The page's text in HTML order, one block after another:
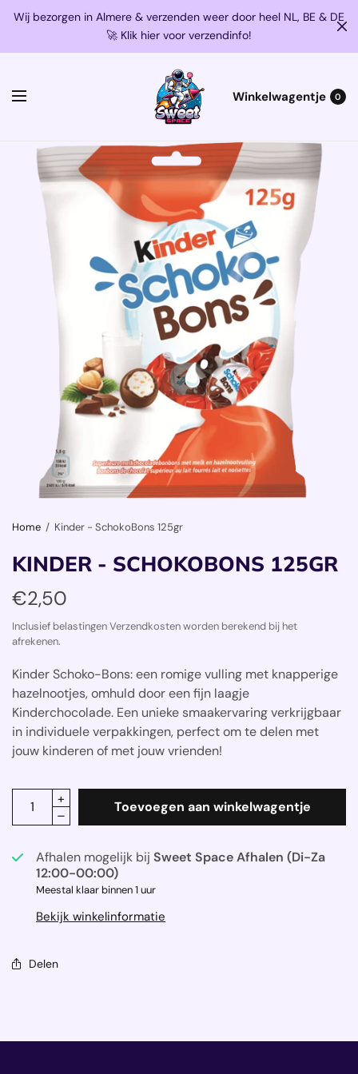
Wij bezorgen in Almere & verzenden weer door heel NL, BE & DE
🚀 Klik hier voor verzendinfo!
Winkelwagentje 0
Home / Kinder - SchokoBons 125gr
KINDER - SCHOKOBONS 125GR
€2,50
Inclusief belastingen Verzendkosten worden berekend bij het
afrekenen.
Kinder Schoko-Bons: een romige vulling met knapperige
hazelnootjes, omhuld door een fijn laagje
Kinderchocolade. Een unieke smaakervaring verkrijgbaar
in individuele verpakkingen, perfect om te delen met
jouw kinderen of met jouw vrienden!
Toevoegen aan winkelwagentje
Afhalen mogelijk bijSweet Space Afhalen (Di-Za
12:00-00:00)
Meestal klaar binnen 1 uur
Bekijk winkelinformatie
Delen